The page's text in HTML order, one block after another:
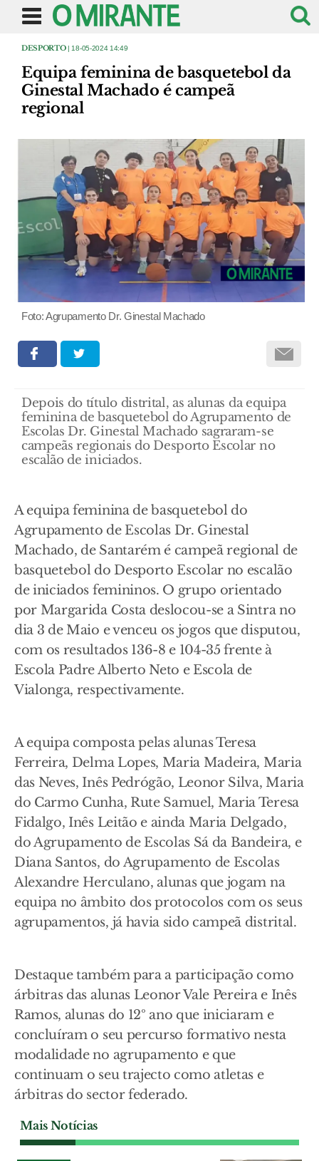
DESPORTO| 18-05-2024 14:49
Equipa feminina de basquetebol da
Ginestal Machado é campeã
regional
Foto: Agrupamento Dr. Ginestal Machado
Depois do título distrital, as alunas da equipa
feminina de basquetebol do Agrupamento de
Escolas Dr. Ginestal Machado sagraram-se
campeãs regionais do Desporto Escolar no
escalão de iniciados.
A equipa feminina de basquetebol do
Agrupamento de Escolas Dr. Ginestal
Machado, de Santarém é campeã regional de
basquetebol do Desporto Escolar no escalão
de iniciados femininos. O grupo orientado
por Margarida Costa deslocou-se a Sintra no
dia 3 de Maio e venceu os jogos que disputou,
com os resultados 136-8 e 104-35 frente à
Escola Padre Alberto Neto e Escola de
Vialonga, respectivamente.
A equipa composta pelas alunas Teresa
Ferreira, Delma Lopes, Maria Madeira, Maria
das Neves, Inês Pedrógão, Leonor Silva, Maria
do Carmo Cunha, Rute Samuel, Maria Teresa
Fidalgo, Inês Leitão e ainda Maria Delgado,
do Agrupamento de Escolas Sá da Bandeira, e
Diana Santos, do Agrupamento de Escolas
Alexandre Herculano, alunas que jogam na
equipa no âmbito dos protocolos com os seus
agrupamentos, já havia sido campeã distrital.
Destaque também para a participação como
árbitras das alunas Leonor Vale Pereira e Inês
Ramos, alunas do 12º ano que iniciaram e
concluíram o seu percurso formativo nesta
modalidade no agrupamento e que
continuam o seu trajecto como atletas e
árbitras do sector federado.
Mais Notícias